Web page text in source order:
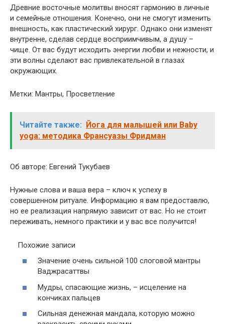
Древние восточные молитвы вносят гармонию в личные
и семейные отношения. Конечно, они не смогут изменить
внешность, как пластический хирург. Однако они изменят
внутренне, сделав сердце восприимчивым, а душу –
чище. От вас будут исходить энергии любви и нежности, и
эти волны сделают вас привлекательной в глазах
окружающих.
Метки: Мантры, Просветление
Читайте также: Йога для малышей или Baby
yoga: методика Франсуазы Фридман
Об авторе: Евгений Тукубаев
Нужные слова и ваша вера – ключ к успеху в
совершенном ритуале. Информацию я вам предоставлю,
но ее реализация напрямую зависит от вас. Но не стоит
переживать, немного практики и у вас все получится!
Похожие записи
Значение очень сильной 100 слоговой мантры
Ваджрасаттвы
Мудры, спасающие жизнь, – исцеление на
кончиках пальцев
Сильная денежная мандала, которую можно